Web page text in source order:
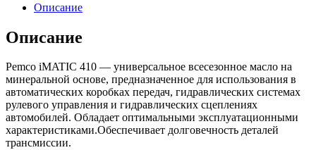
Описание
Описание
Pemco iMATIC 410 — универсальное всесезонное масло на
минеральной основе, предназначенное для использования в
автоматических коробках передач, гидравлических системах
рулевого управления и гидравлических сцеплениях
автомобилей. Обладает оптимальными эксплуатационными
характеристиками.Обеспечивает долговечность деталей
трансмиссии.